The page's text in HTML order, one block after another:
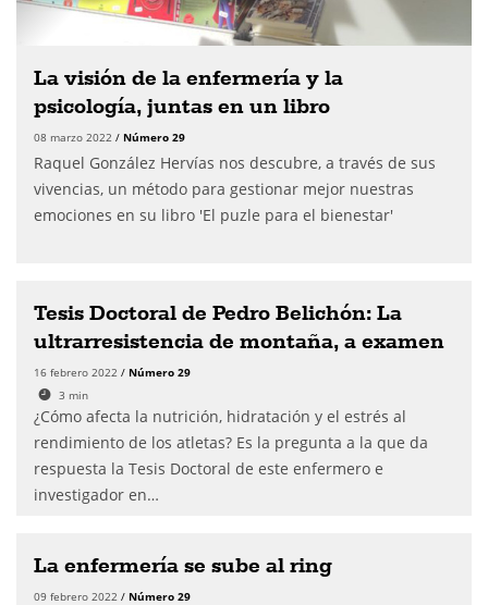
La visión de la enfermería y la
psicología, juntas en un libro
08 marzo 2022 / Número 29
Raquel González Hervías nos descubre, a través de sus
vivencias, un método para gestionar mejor nuestras
emociones en su libro 'El puzle para el bienestar'
Tesis Doctoral de Pedro Belichón: La
ultrarresistencia de montaña, a examen
16 febrero 2022 / Número 29
3 min
¿Cómo afecta la nutrición, hidratación y el estrés al
rendimiento de los atletas? Es la pregunta a la que da
respuesta la Tesis Doctoral de este enfermero e
investigador en…
La enfermería se sube al ring
09 febrero 2022 / Número 29